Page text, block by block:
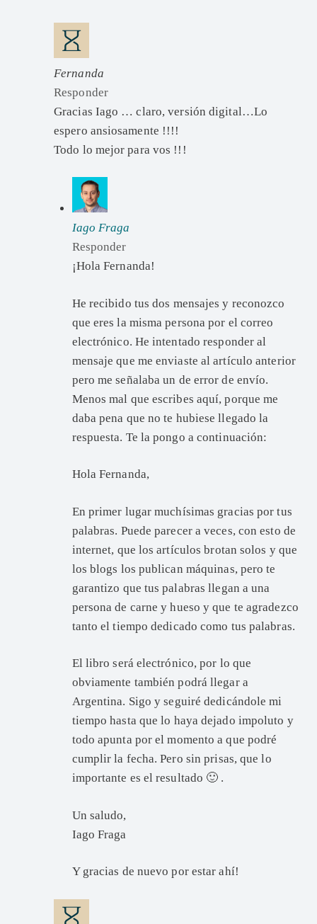
Fernanda
Responder
Gracias Iago … claro, versión digital…Lo
espero ansiosamente !!!!
Todo lo mejor para vos !!!
Iago Fraga
Responder
¡Hola Fernanda!
He recibido tus dos mensajes y reconozco
que eres la misma persona por el correo
electrónico. He intentado responder al
mensaje que me enviaste al artículo anterior
pero me señalaba un de error de envío.
Menos mal que escribes aquí, porque me
daba pena que no te hubiese llegado la
respuesta. Te la pongo a continuación:
Hola Fernanda,
En primer lugar muchísimas gracias por tus
palabras. Puede parecer a veces, con esto de
internet, que los artículos brotan solos y que
los blogs los publican máquinas, pero te
garantizo que tus palabras llegan a una
persona de carne y hueso y que te agradezco
tanto el tiempo dedicado como tus palabras.
El libro será electrónico, por lo que
obviamente también podrá llegar a
Argentina. Sigo y seguiré dedicándole mi
tiempo hasta que lo haya dejado impoluto y
todo apunta por el momento a que podré
cumplir la fecha. Pero sin prisas, que lo
importante es el resultado 🙂 .
Un saludo,
Iago Fraga
Y gracias de nuevo por estar ahí!